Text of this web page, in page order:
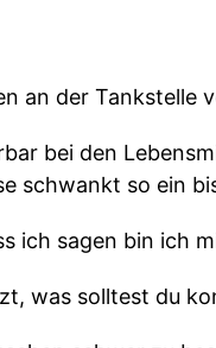
an der Tankstelle
bei den
schwankt so ein
ich sagen bin ich
was solltest du